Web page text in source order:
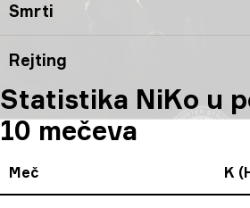
Smrti
Rejting
Statistika NiKo u
10 mečeva
Meč K